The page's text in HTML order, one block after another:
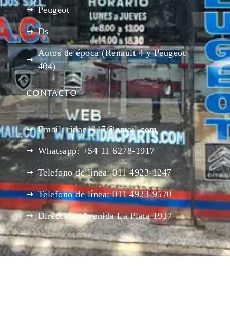
Peugeot
Ds
Autos de época (Renault 4 y Peugeot
404)
CONTACTO
Email: ridac1917@gmail.com
Whatsapp: +54 11 6278-1917
Telefono de línea: 011 4923-1247
Telefono de línea: 011 4923-9570
Dirección: Avenida La Plata 1917